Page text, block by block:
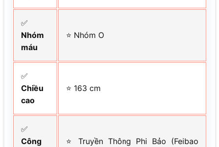
✅
Nhóm
máu
⭐ Nhóm O
✅
Chiều
cao
⭐ 163 cm
✅
Công
⭐ Truyền Thông Phi Bảo (Feibao